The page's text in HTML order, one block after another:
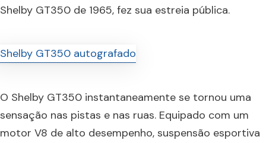
Shelby GT350 de 1965, fez sua estreia pública.
O Shelby GT350 instantaneamente se tornou uma
sensação nas pistas e nas ruas. Equipado com um
motor V8 de alto desempenho, suspensão esportiva